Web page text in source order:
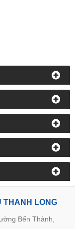
THANH LONG
Bến Thành,